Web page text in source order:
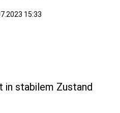
15:33
in stabilem Zustand